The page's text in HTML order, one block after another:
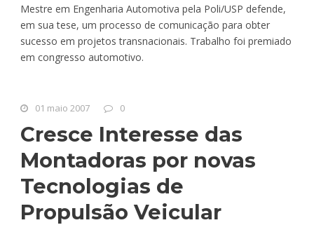
Mestre em Engenharia Automotiva pela Poli/USP defende,
em sua tese, um processo de comunicação para obter
sucesso em projetos transnacionais. Trabalho foi premiado
em congresso automotivo.
01 maio 2007 0
Cresce Interesse das
Montadoras por novas
Tecnologias de
Propulsão Veicular